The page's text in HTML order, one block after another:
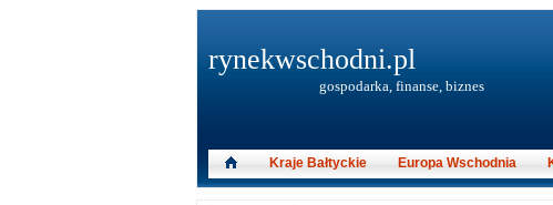
rynekwschodni.pl
gospodarka, finanse, biznes
Kraje Bałtyckie Europa Wschodnia